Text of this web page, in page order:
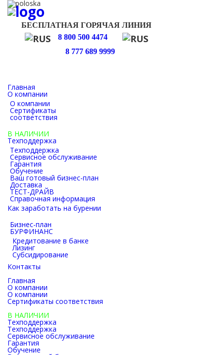
БЕСПЛАТНАЯ ГОРЯЧАЯ ЛИНИЯ
8 800 500 4474
8 777 689 9999
Главная
О компании
О компании
Сертификаты
соответствия
В НАЛИЧИИ
Техподдержка
Техподдержка
Сервисное обслуживание
Гарантия
Обучение
Ваш готовый бизнес-план
Доставка
ТЕСТ-ДРАЙВ
Справочная информация
Как заработать на бурении
Бизнес-план
БУРФИНАНС
Кредитование в банке
Лизинг
Субсидирование
Контакты
Главная
О компании
О компании
Сертификаты соответствия
Каталог
В НАЛИЧИИ
Техподдержка
Техподдержка
Сервисное обслуживание
Гарантия
Обучение